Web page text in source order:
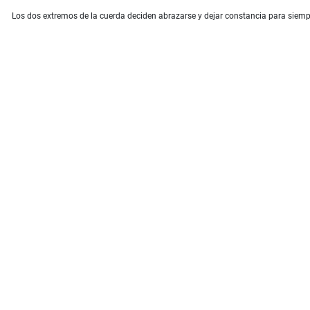
Los dos extremos de la cuerda deciden abrazarse y dejar constancia para